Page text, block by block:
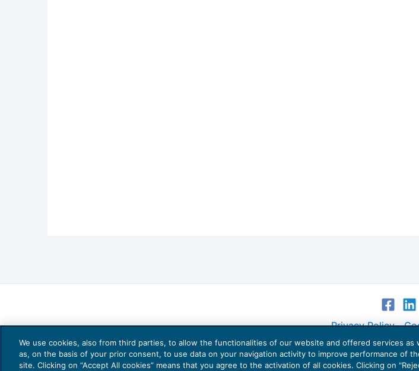
Privacy Policy
Euroconference NEWS è una testata registrata al
Direttore responsabile
We use cookies, also from third parties, to allow the functionalities of our website and offered services as
as, on the basis of your prior consent, to use data on your navigation activity to improve performance of
site. Clicking on “Accept All cookies” means that you agree to the activation of all cookies. Clicking on